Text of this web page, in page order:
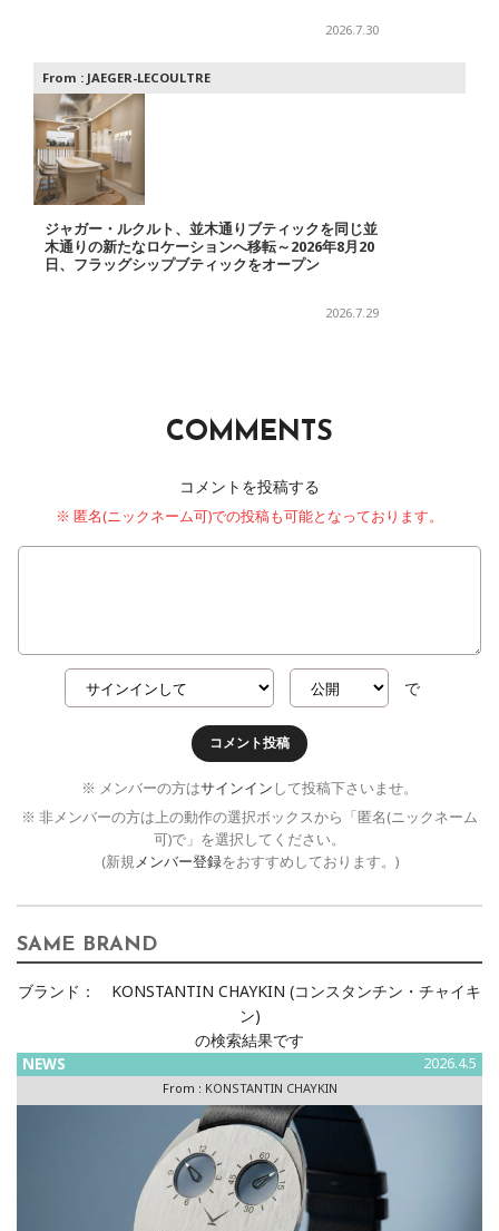
2026.7.30
From : JAEGER-LECOULTRE
ジャガー・ルクルト、並木通りブティックを同じ並
木通りの新たなロケーションへ移転～2026年8月20
日、フラッグシップブティックをオープン
2026.7.29
COMMENTS
コメントを投稿する
※ 匿名(ニックネーム可)での投稿も可能となっております。
で
コメント投稿
※ メンバーの方はサインイン して投稿下さいませ。
※ 非メンバーの方は上の動作の選択ボックスから「匿名(ニックネーム
可)で」を選択してください。
(新規メンバー登録をおすすめしております。)
SAME BRAND
ブランド：
KONSTANTIN CHAYKIN (コンスタンチン・チャイキ
ン)
の検索結果です
NEWS 2026.4.5
From : KONSTANTIN CHAYKIN